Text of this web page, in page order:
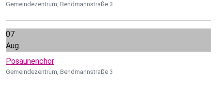
Gemeindezentrum, Bendmannstraße 3
07
Aug.
Posaunenchor
Gemeindezentrum, Bendmannstraße 3